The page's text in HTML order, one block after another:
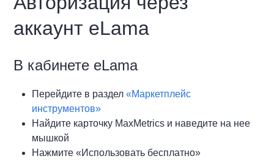
аккаунт eLama
В кабинете eLama
Перейдите в раздел«Маркетплейс
инструментов»
Найдите карточку MaxMetrics и наведите на нее
мышкой
Нажмите «Использовать бесплатно»